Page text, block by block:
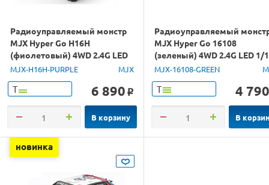
Радиоуправляемый монстр
MJX Hyper Go H16H
(фиолетовый) 4WD 2.4G LED
GPS 1/16 RTR
MJX-H16H-PURPLE MJX
Т 6 890 o
В корзину
Радиоуправляемый
MJX Hyper Go 16108
(зеленый) 4WD 2.4G LED 1/
RTR
MJX-16108-GREEN
Т 4 790
В
новинка